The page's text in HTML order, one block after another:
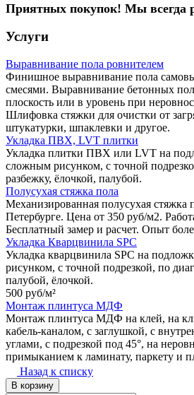
Приятных покупок! Мы всегда
Услуги
Выравнивание пола ровнителем
Финишное выравнивание пола
смесями. Выравнивание бетонных
плоскость или в уровень при
Шлифовка стяжки для очистки от
штукатурки, шпаклевки и другое.
Укладка ПВХ, LVT плитки
Укладка плитки ПВХ или LVT на
сложным рисунком, с точной
разбежку, ёлочкой, палубой.
Полусухая стяжка пола
Механизированная полусухая стяжка
Петербурге. Цена от 350 руб/м2.
Бесплатный замер и расчет. Опыт
Укладка Кварцвинила SPC
Укладка кварцвинила SPC на
рисунком, с точной подрезкой, по
палубой, ёлочкой.
500 руб/м²
Монтаж плинтуса МДФ
Монтаж плинтуса МДФ на клей, на
кабель-каналом, с заглушкой, с
углами, с подрезкой под 45°, на
примыканием к ламинату, паркету и
Назад к списку
В корзину